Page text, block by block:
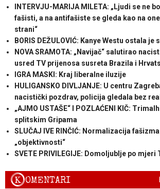
INTERVJU-MARIJA MILETA: „Ljudi se ne
fašisti, a na antifašiste se gleda kao na
strani“
BORIS DEŽULOVIĆ: Kanye Westu ostala je
NOVA SRAMOTA: „Navijač“ salutirao
usred TV prijenosa susreta Brazila i
IGRA MASKI: Kraj liberalne iluzije
HULIGANSKO DIVLJANJE: U centru
nacistički pozdrav, policija gledala bez
„AJMO USTAŠE“ I POZLAĆENI KIČ:
splitskim Gripama
SLUČAJ IVE RINČIĆ: Normalizacija
„objektivnosti“
SVETE PRIVILEGIJE: Domoljublje po mjeri
KOMENTARI